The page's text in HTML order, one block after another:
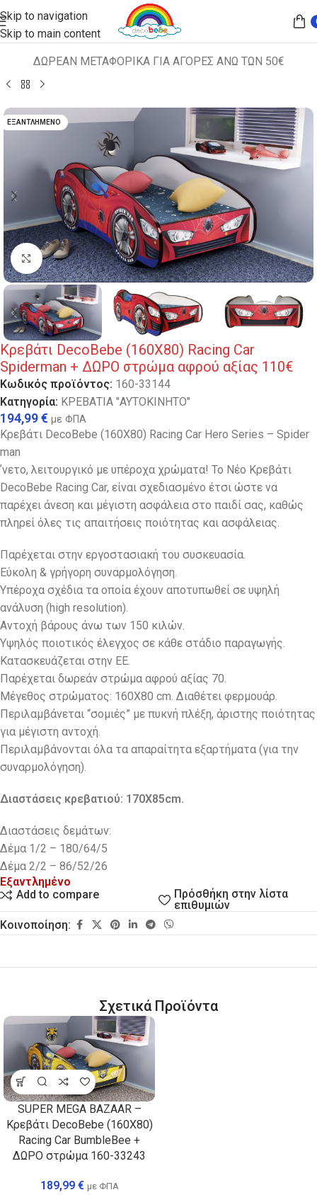
Skip to navigation
Skip to main content
ΔΩΡΕΑΝ ΜΕΤΑΦΟΡΙΚΑ ΓΙΑ ΑΓΟΡΕΣ ΑΝΩ ΤΩΝ 50€
Αρχική σελίδα ΚΡΕΒΑΤΙΑ ΚΡΕΒΑΤΙΑ "ΑΥΤΟΚΙΝΗΤΟ"
ΕΞΑΝΤΛΗΜΈΝΟ
Κλικ για μεγέθυνση
Κρεβάτι DecoBebe (160X80) Racing Car
Spiderman + ΔΩΡΟ στρώμα αφρού αξίας 110€
Κωδικός προϊόντος: 160-33144
Κατηγορία: ΚΡΕΒΑΤΙΑ "ΑΥΤΟΚΙΝΗΤΟ"
194,99€ με ΦΠΑ
Κρεβάτι DecoBebe (160X80) Racing Car Hero Series – Spider
man
ʼνετο, λειτουργικό με υπέροχα χρώματα! Το Νέο Κρεβάτι
DecoBebe Racing Car, είναι σχεδιασμένο έτσι ώστε να
παρέχει άνεση και μέγιστη ασφάλεια στο παιδί σας, καθώς
πληρεί όλες τις απαιτήσεις ποιότητας και ασφάλειας.
Παρέχεται στην εργοστασιακή του συσκευασία.
Εύκολη & γρήγορη συναρμολόγηση.
Υπέροχα σχέδια τα οποία έχουν αποτυπωθεί σε υψηλή
ανάλυση (high resolution).
Αντοχή βάρους άνω των 150 κιλών.
Υψηλός ποιοτικός έλεγχος σε κάθε στάδιο παραγωγής.
Κατασκευάζεται στην ΕΕ.
Παρέχεται δωρεάν στρώμα αφρού αξίας 70.
Μέγεθος στρώματος: 160X80 cm. Διαθέτει φερμουάρ.
Περιλαμβάνεται “σομιές” με πυκνή πλέξη, άριστης ποιότητας
για μέγιστη αντοχή.
Περιλαμβάνονται όλα τα απαραίτητα εξαρτήματα (για την
συναρμολόγηση).
Διαστάσεις κρεβατιού: 170Χ85cm.
Διαστάσεις δεμάτων:
Δέμα 1/2 – 180/64/5
Δέμα 2/2 – 86/52/26
Εξαντλημένο
Add to compare
Πρόσθήκη στην λίστα
επιθυμιών
Κοινοποίηση:
Σχετικά Προϊόντα
SUPER MEGA BAZAAR –
Κρεβάτι DecoBebe (160X80)
Racing Car BumbleBee +
ΔΩΡΟ στρώμα 160-33243
189,99 € με ΦΠΑ